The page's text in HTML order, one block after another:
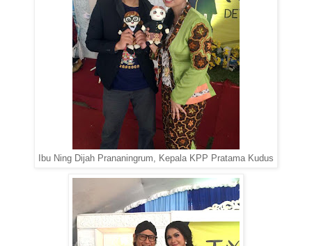
Ibu Ning Dijah Prananingrum, Kepala KPP Pratama Kudus